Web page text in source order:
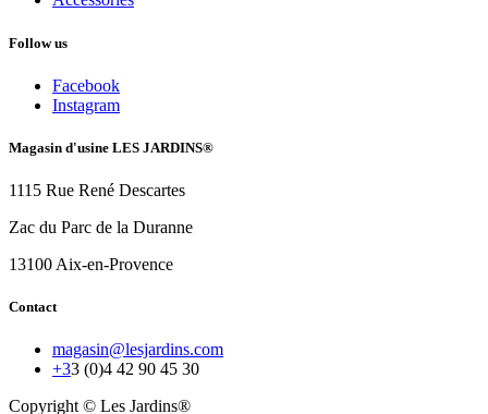
Follow us
Facebook
Instagram
Magasin d'usine LES JARDINS®
1115 Rue René Descartes
Zac du Parc de la Duranne
13100 Aix-en-Provence
Contact
magasin@lesjardins.com
+33 (0)4 42 90 45 30
Copyright © Les Jardins®